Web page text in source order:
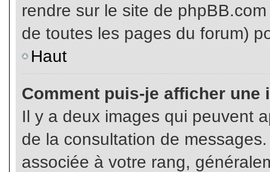
rendre sur le site de
de toutes les pages du forum)
Haut
Comment puis-je afficher une
Il y a deux images qui peuvent
de la consultation de
associée à votre rang,